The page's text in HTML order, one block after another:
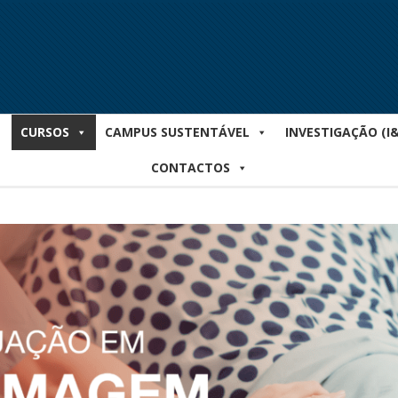
CURSOS CAMPUS SUSTENTÁVEL INVESTIGAÇÃO
CONTACTOS